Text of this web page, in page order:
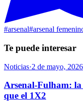
#arsenal#arsenal
Te puede interesar
Noticias·2 de mayo, 2026
Arsenal-Fulham: la
que el 1X2